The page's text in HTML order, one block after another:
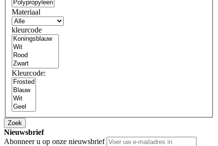
Materiaal
kleurcode
Kleurcode:
Zoek
Nieuwsbrief
Abonneer u op onze nieuwsbrief